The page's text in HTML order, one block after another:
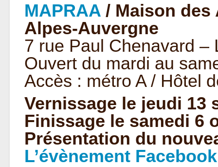
MAPRAA / Maison des
Alpes-Auvergne
7 rue Paul Chenavard –
Ouvert du mardi au
Accès : métro A / Hôtel
Vernissage le jeudi 13
Finissage le samedi 6
Présentation du
L’évènement Facebook